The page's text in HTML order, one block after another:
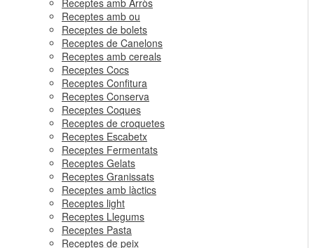
Receptes amb Arròs
Receptes amb ou
Receptes de bolets
Receptes de Canelons
Receptes amb cereals
Receptes Cocs
Receptes Confitura
Receptes Conserva
Receptes Coques
Receptes de croquetes
Receptes Escabetx
Receptes Fermentats
Receptes Gelats
Receptes Granissats
Receptes amb làctics
Receptes light
Receptes Llegums
Receptes Pasta
Receptes de peix